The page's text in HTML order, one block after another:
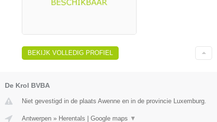
BEKIJK VOLLEDIG PROFIEL
De Krol BVBA
Niet gevestigd in de plaats Awenne en in de provincie Luxemburg.
Antwerpen » Herentals | Google maps ▼